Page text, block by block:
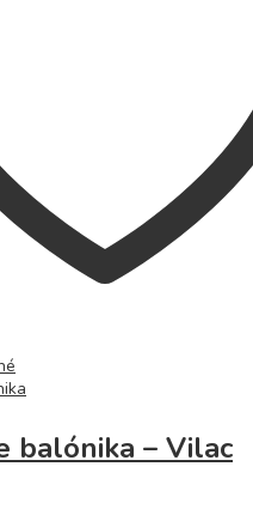
balónika – Vilac